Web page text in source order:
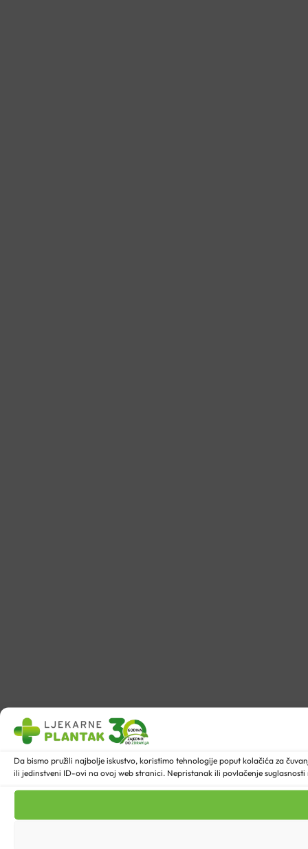
Da bismo pružili najbolje iskustvo, koristimo tehnologije poput kolačića za
ili jedinstveni ID-ovi na ovoj web stranici. Nepristanak ili povlačenje